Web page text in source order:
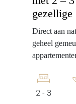
gezellige
Direct aan
geheel
2 - 3